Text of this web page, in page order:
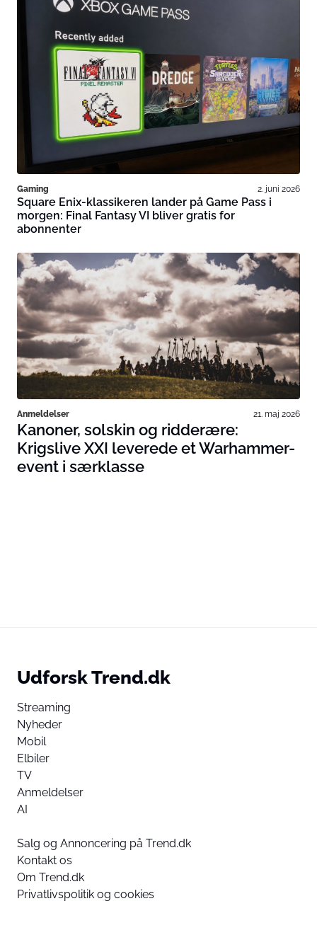
Gaming 2. juni 2026
Square Enix-klassikeren lander på Game Pass i
morgen: Final Fantasy VI bliver gratis for
abonnenter
Anmeldelser 21. maj 2026
Kanoner, solskin og ridderære:
Krigslive XXI leverede et Warhammer-
event i særklasse
Udforsk Trend.dk
Streaming
Nyheder
Mobil
Elbiler
TV
Anmeldelser
AI
Salg og Annoncering på Trend.dk
Kontakt os
Om Trend.dk
Privatlivspolitik og cookies